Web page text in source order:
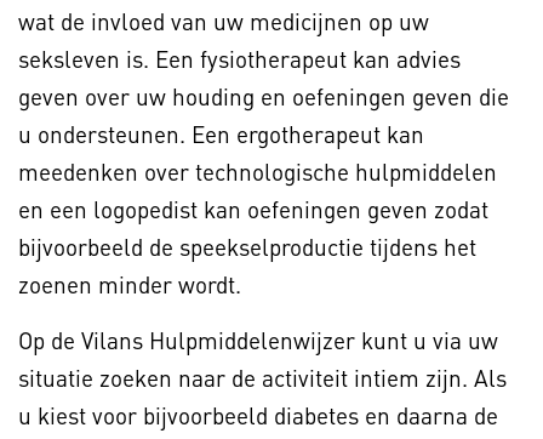
wat de invloed van uw medicijnen op uw
seksleven is. Een fysiotherapeut kan advies
geven over uw houding en oefeningen geven die
u ondersteunen. Een ergotherapeut kan
meedenken over technologische hulpmiddelen
en een logopedist kan oefeningen geven zodat
bijvoorbeeld de speekselproductie tijdens het
zoenen minder wordt.
Op de Vilans Hulpmiddelenwijzer kunt u via uw
situatie zoeken naar de activiteit intiem zijn. Als
u kiest voor bijvoorbeeld diabetes en daarna de